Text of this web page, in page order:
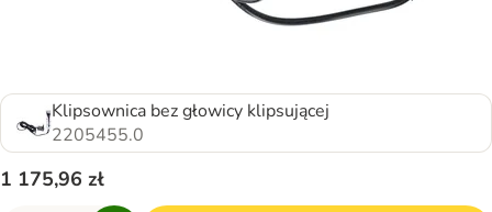
Klipsownica bez głowicy klipsującej
2205455.0
1 175,96 zł